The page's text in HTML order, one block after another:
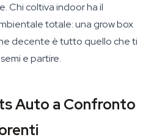
Chi coltiva indoor ha il
totale: una grow box
decente è tutto quello che ti
e partire.
Auto a Confronto